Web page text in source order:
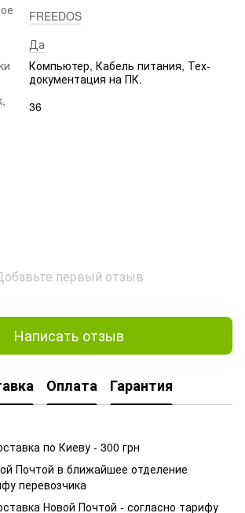
FREEDOS
Да
Компьютер, Кабель питания, Тех-
документация на ПК.
36
первый отзыв
Написать отзыв
Оплата Гарантия
по Киеву - 300 грн
Почтой в ближайшее отделение
перевозчика
Новой Почтой - согласно тарифу